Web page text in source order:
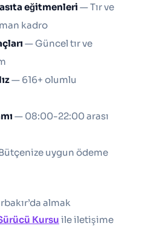
eğitmenleri — Tır ve
kadro
— Güncel tır ve
— 616+ olumlu
— 08:00-22:00 arası
uygun ödeme
almak
Kursu ile iletişime